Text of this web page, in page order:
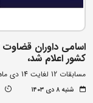
اسامی داوران قضاوت
کشور اعلام شد،
مسابقات 12 لغایت 14 دی ماه در گرگان برگزار می شود
شنبه ۸ دی ۱۴۰۳